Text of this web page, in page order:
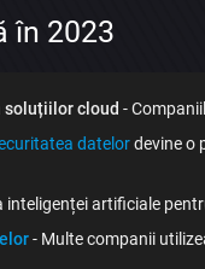
în 2023
soluțiilor cloud -
datelordevine o
inteligenței artificiale
- Multe companii